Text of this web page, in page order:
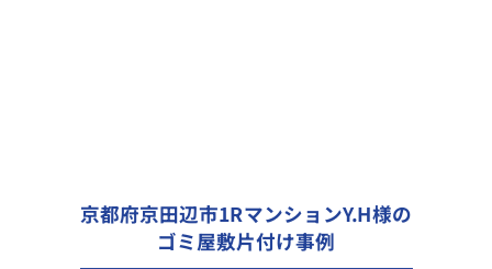
京都府京田辺市1RマンションY.H様の
ゴミ屋敷片付け事例